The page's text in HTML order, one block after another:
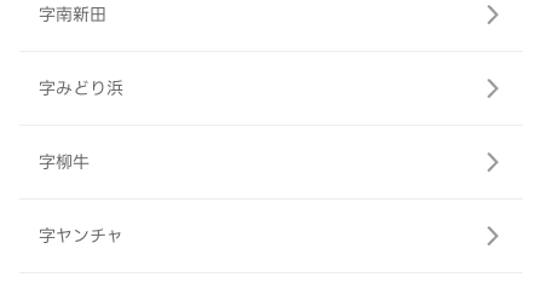
字南新田
字みどり浜
字柳牛
字ヤンチャ